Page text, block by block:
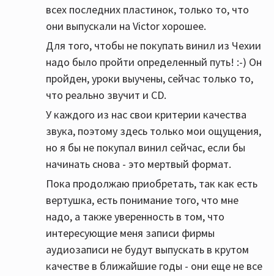
всех последних пластинок, только то, что
они выпускали на Victor хорошее.
Для того, чтобы не покупать винил из Чехии
надо было пройти определенный путь! :-) Он
пройден, уроки выучены, сейчас только то,
что реально звучит и CD.
У каждого из нас свои критерии качества
звука, поэтому здесь только мои ощущения,
но я бы не покупал винил сейчас, если бы
начинать снова - это мертвый формат.
Пока продолжаю приобретать, так как есть
вертушка, есть понимание того, что мне
надо, а также уверенность в том, что
интересующие меня записи фирмы
аудиозаписи не будут выпускать в крутом
качестве в ближайшие годы - они еще не все